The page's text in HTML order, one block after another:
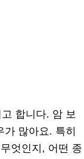
합니다. 암 보
많아요. 특히
엇인지, 어떤 종